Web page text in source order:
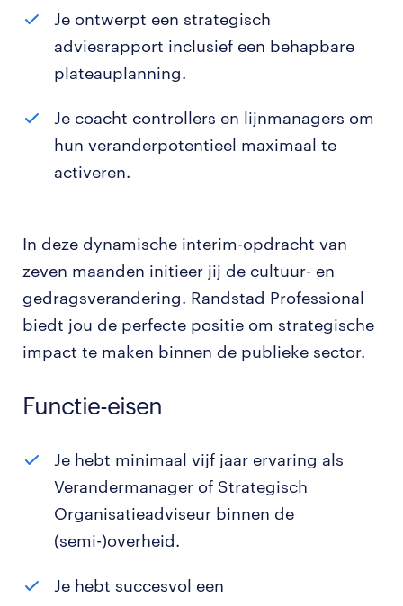
Je ontwerpt een strategisch
adviesrapport inclusief een behapbare
plateauplanning.
Je coacht controllers en lijnmanagers om
hun veranderpotentieel maximaal te
activeren.
In deze dynamische interim-opdracht van
zeven maanden initieer jij de cultuur- en
gedragsverandering. Randstad Professional
biedt jou de perfecte positie om strategische
impact te maken binnen de publieke sector.
Functie-eisen
Je hebt minimaal vijf jaar ervaring als
Verandermanager of Strategisch
Organisatieadviseur binnen de
(semi-)overheid.
Je hebt succesvol een